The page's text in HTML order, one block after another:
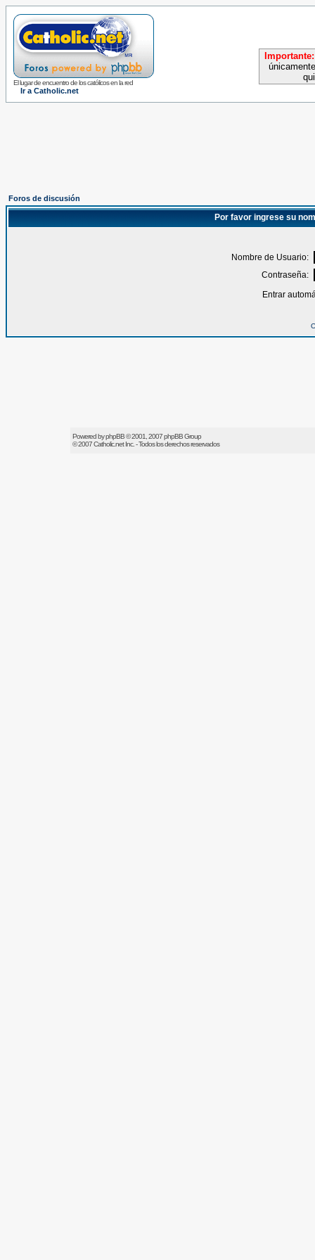
El lugar de encuentro de los católicos en la red
Ir a Catholic.net
Importante:
Foros de discusión
Por favor ingrese su
Nombre de Usuario:
Contraseña:
Entrar
Powered byphpBB© 2001, 2007 phpBB Group
© 2007Catholic.netInc. - Todos los derechos reservados